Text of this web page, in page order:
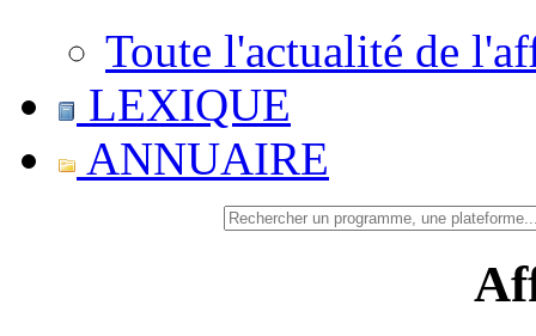
Toute l'actualité de
LEXIQUE
ANNUAIRE